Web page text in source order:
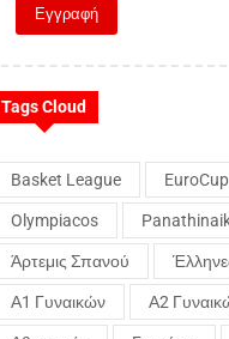
Tags Cloud
Basket League EuroCup
Olympiacos
Άρτεμις Σπανού
Α1 Γυναικών Α2